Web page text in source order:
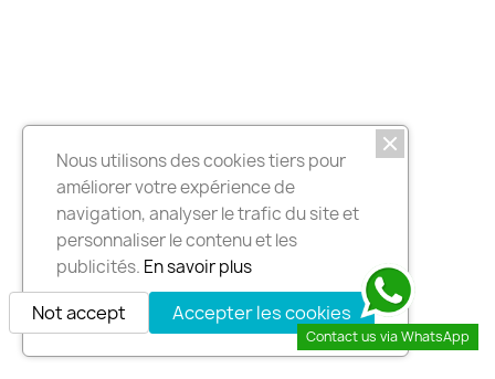
Nous utilisons des cookies tiers pour
améliorer votre expérience de
navigation, analyser le trafic du site et
personnaliser le contenu et les
publicités. En savoir plus
Accepter les cookies
Not accept
Contact us via WhatsApp